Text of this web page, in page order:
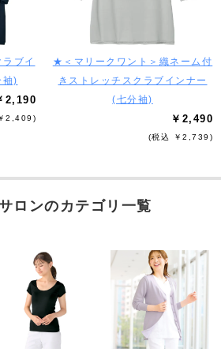
ブイ
袖)
2,190
2,409)
★＜マリークワント＞織ネーム付
きストレッチスクラブインナー
(七分袖)
￥2,490
(税込 ￥2,739)
ロンのカテゴリ一覧